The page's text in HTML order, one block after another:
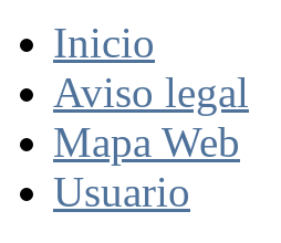
Inicio
Aviso legal
Mapa Web
Usuario